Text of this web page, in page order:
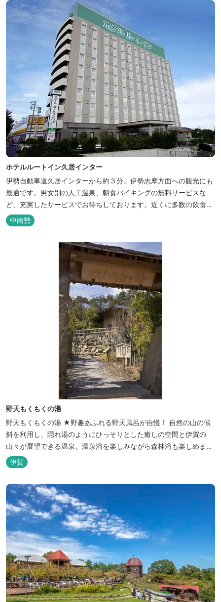
ホテルルートイン久居インター
伊勢自動車道久居インターから約３分。伊勢志摩方面への観光にも
最適です。男女別の人工温泉、朝食バイキングの無料サービスな
ど、充実したサービスでお待ちしております。近くに多数の飲食店
や物販店もあります。
中南勢
野天もくもくの湯
野天もくもくの湯 ★野趣あふれる野天風呂が自慢！ 自然の山の傾
斜を利用し、隠れ湯のようにひっそりとした癒しの空間と伊賀の
山々が展望できる温泉。温泉浴を楽しみながら森林浴も楽しめま
す。一枚岩をくり貫いてつくった湯船もあり、風情ある空間が魅力
です。 ★源泉100％の野天風呂 源泉100％の野天風呂が2つあり、
くりとゆ...
伊賀